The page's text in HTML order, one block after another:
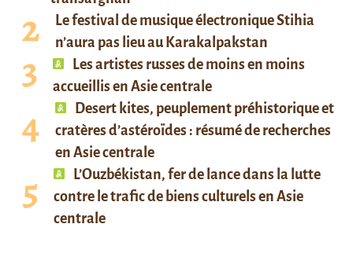
Le festival de musique électronique Stihia
n’aura pas lieu au Karakalpakstan
Les artistes russes de moins en moins
accueillis en Asie centrale
Desert kites, peuplement préhistorique et
cratères d’astéroïdes : résumé de recherches
en Asie centrale
L’Ouzbékistan, fer de lance dans la lutte
contre le trafic de biens culturels en Asie
centrale